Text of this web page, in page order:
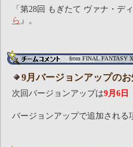
「第28回 もぎたて ヴァナ・デ
ら 』。
from FINAL FANTASY
9月バージョンアップのお
次回バージョンアップは9月6日
バージョンアップで追加される